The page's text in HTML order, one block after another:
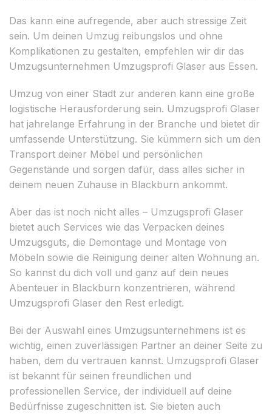
Das kann eine aufregende, aber auch stressige Zeit
sein. Um deinen Umzug reibungslos und ohne
Komplikationen zu gestalten, empfehlen wir dir das
Umzugsunternehmen Umzugsprofi Glaser aus Essen.
Umzug von einer Stadt zur anderen kann eine große
logistische Herausforderung sein. Umzugsprofi Glaser
hat jahrelange Erfahrung in der Branche und bietet dir
umfassende Unterstützung. Sie kümmern sich um den
Transport deiner Möbel und persönlichen
Gegenstände und sorgen dafür, dass alles sicher in
deinem neuen Zuhause in Blackburn ankommt.
Aber das ist noch nicht alles – Umzugsprofi Glaser
bietet auch Services wie das Verpacken deines
Umzugsguts, die Demontage und Montage von
Möbeln sowie die Reinigung deiner alten Wohnung an.
So kannst du dich voll und ganz auf dein neues
Abenteuer in Blackburn konzentrieren, während
Umzugsprofi Glaser den Rest erledigt.
Bei der Auswahl eines Umzugsunternehmens ist es
wichtig, einen zuverlässigen Partner an deiner Seite zu
haben, dem du vertrauen kannst. Umzugsprofi Glaser
ist bekannt für seinen freundlichen und
professionellen Service, der individuell auf deine
Bedürfnisse zugeschnitten ist. Sie bieten auch